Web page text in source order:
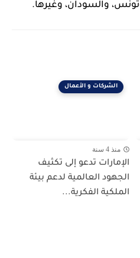
والسودان، وغيرها.
الشركات و الأعمال
منذ 4 سنة
الإمارات تدعو إلى تكثيف
الجهود العالمية لدعم بيئة
الملكية الفكرية...